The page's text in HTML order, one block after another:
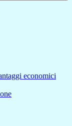
economici